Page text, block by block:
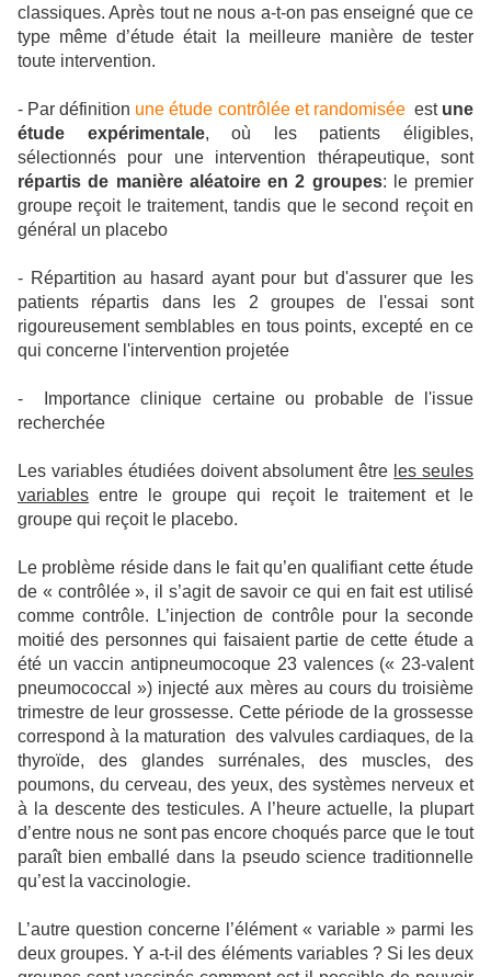
classiques. Après tout ne nous a-t-on pas enseigné que ce
type même d’étude était la meilleure manière de tester
toute intervention.
- Par définition une étude contrôlée et randomisée est une
étude expérimentale, où les patients éligibles,
sélectionnés pour une intervention thérapeutique, sont
répartis de manière aléatoire en 2 groupes: le premier
groupe reçoit le traitement, tandis que le second reçoit en
général un placebo
- Répartition au hasard ayant pour but d'assurer que les
patients répartis dans les 2 groupes de l'essai sont
rigoureusement semblables en tous points, excepté en ce
qui concerne l'intervention projetée
- Importance clinique certaine ou probable de l'issue
recherchée
Les variables étudiées doivent absolument être les seules
variables entre le groupe qui reçoit le traitement et le
groupe qui reçoit le placebo.
Le problème réside dans le fait qu’en qualifiant cette étude
de « contrôlée », il s’agit de savoir ce qui en fait est utilisé
comme contrôle. L’injection de contrôle pour la seconde
moitié des personnes qui faisaient partie de cette étude a
été un vaccin antipneumocoque 23 valences (« 23-valent
pneumococcal ») injecté aux mères au cours du troisième
trimestre de leur grossesse. Cette période de la grossesse
correspond à la maturation des valvules cardiaques, de la
thyroïde, des glandes surrénales, des muscles, des
poumons, du cerveau, des yeux, des systèmes nerveux et
à la descente des testicules. A l’heure actuelle, la plupart
d’entre nous ne sont pas encore choqués parce que le tout
paraît bien emballé dans la pseudo science traditionnelle
qu’est la vaccinologie.
L’autre question concerne l’élément « variable » parmi les
deux groupes. Y a-t-il des éléments variables ? Si les deux